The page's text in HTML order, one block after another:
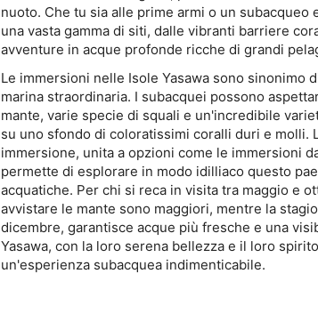
nuoto. Che tu sia alle prime armi o un subacqueo
una vasta gamma di siti, dalle vibranti barriere
avventure in acque profonde ricche di grandi
Le immersioni nelle Isole Yasawa sono sinonimo
marina straordinaria. I subacquei possono
mante, varie specie di squali e un'incredibile
su uno sfondo di coloratissimi coralli duri e molli.
immersione, unita a opzioni come le immersioni
permette di esplorare in modo idilliaco questo
acquatiche. Per chi si reca in visita tra maggio e
avvistare le mante sono maggiori, mentre la
dicembre, garantisce acque più fresche e una
Yasawa, con la loro serena bellezza e il loro
un'esperienza subacquea indimenticabile.